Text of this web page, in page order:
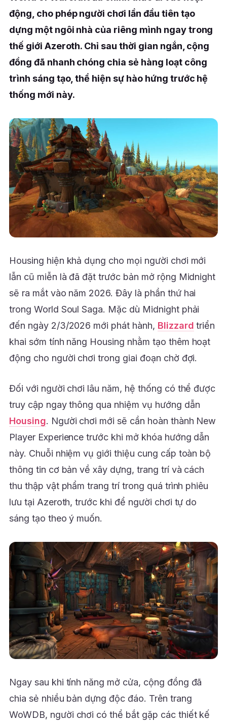
động, cho phép người chơi lần đầu tiên tạo
dựng một ngôi nhà của riêng mình ngay trong
thế giới Azeroth. Chỉ sau thời gian ngắn, cộng
đồng đã nhanh chóng chia sẻ hàng loạt công
trình sáng tạo, thể hiện sự hào hứng trước hệ
thống mới này.
Housing hiện khả dụng cho mọi người chơi mới
lẫn cũ miễn là đã đặt trước bản mở rộng Midnight
sẽ ra mắt vào năm 2026. Đây là phần thứ hai
trong World Soul Saga. Mặc dù Midnight phải
đến ngày 2/3/2026 mới phát hành, Blizzard triển
khai sớm tính năng Housing nhằm tạo thêm hoạt
động cho người chơi trong giai đoạn chờ đợi.
Đối với người chơi lâu năm, hệ thống có thể được
truy cập ngay thông qua nhiệm vụ hướng dẫn
Housing. Người chơi mới sẽ cần hoàn thành New
Player Experience trước khi mở khóa hướng dẫn
này. Chuỗi nhiệm vụ giới thiệu cung cấp toàn bộ
thông tin cơ bản về xây dựng, trang trí và cách
thu thập vật phẩm trang trí trong quá trình phiêu
lưu tại Azeroth, trước khi để người chơi tự do
sáng tạo theo ý muốn.
Ngay sau khi tính năng mở cửa, cộng đồng đã
chia sẻ nhiều bản dựng độc đáo. Trên trang
WoWDB, người chơi có thể bắt gặp các thiết kế